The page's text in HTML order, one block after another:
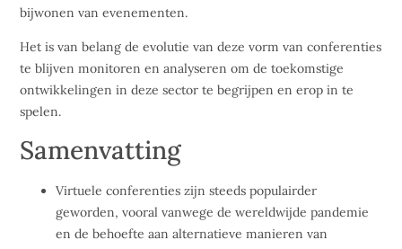
bijwonen van evenementen.
Het is van belang de evolutie van deze vorm van conferenties
te blijven monitoren en analyseren om de toekomstige
ontwikkelingen in deze sector te begrijpen en erop in te
spelen.
Samenvatting
Virtuele conferenties zijn steeds populairder
geworden, vooral vanwege de wereldwijde pandemie
en de behoefte aan alternatieve manieren van